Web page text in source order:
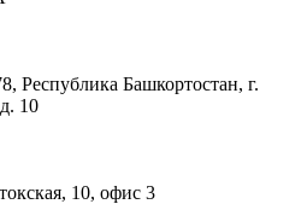
Республика Башкортостан, г.
10
10, офис 3